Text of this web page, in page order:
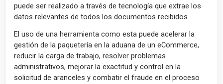
puede ser realizado a través de tecnología que extrae los
datos relevantes de todos los documentos recibidos.
El uso de una herramienta como esta puede acelerar la
gestión de la paquetería en la aduana de un eCommerce,
reducir la carga de trabajo, resolver problemas
administrativos, mejorar la exactitud y control en la
solicitud de aranceles y combatir el fraude en el proceso